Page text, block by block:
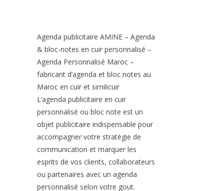
Agenda publicitaire AMINE – Agenda
& bloc-notes en cuir personnalisé –
Agenda Personnalisé Maroc –
fabricant d’agenda et bloc notes au
Maroc en cuir et similicuir
L’agenda publicitaire en cuir
personnalisé ou bloc note est un
objet publicitaire indispensable pour
accompagner votre stratégie de
communication et marquer les
esprits de vos clients, collaborateurs
ou partenaires avec un agenda
personnalisé selon votre gout.